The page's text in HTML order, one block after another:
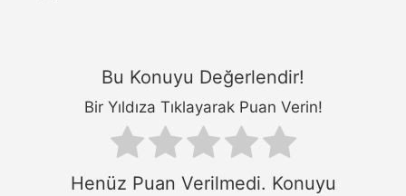
Bu Konuyu Değerlendir!
Bir Yıldıza Tıklayarak Puan Verin!
Henüz Puan Verilmedi. Konuyu